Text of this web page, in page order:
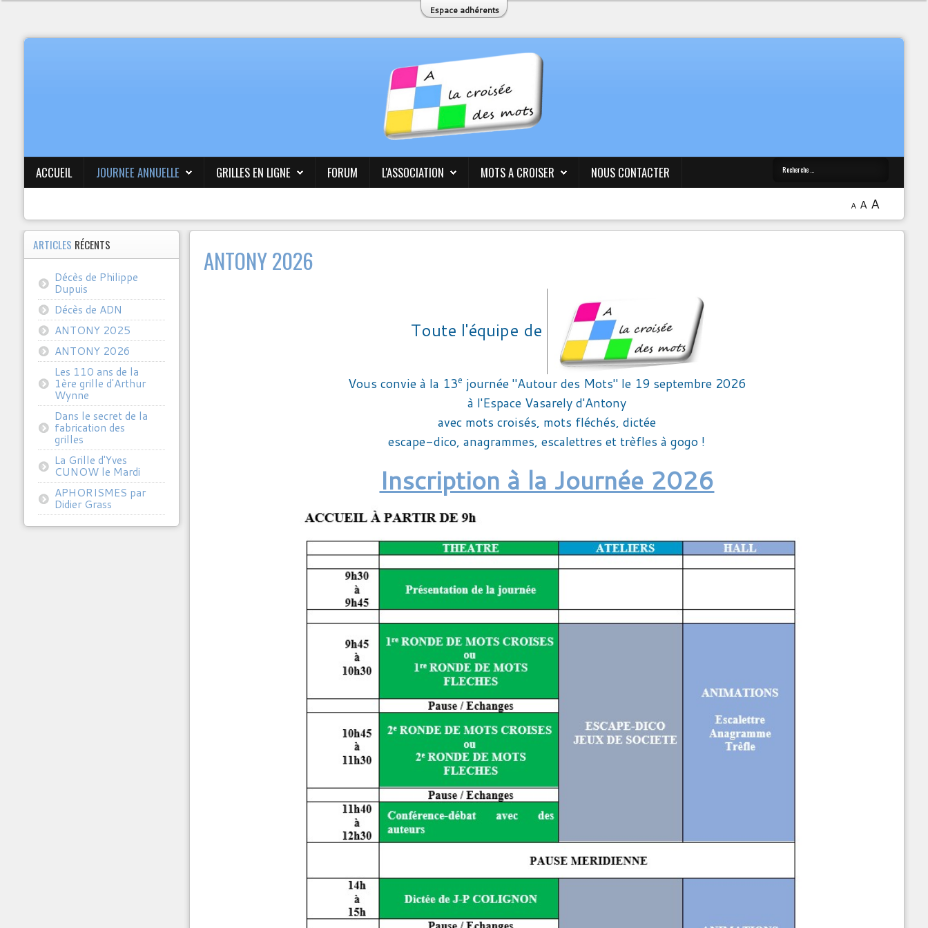
Espace adhérents
ACCUEIL JOURNEE ANNUELLE GRILLES EN LIGNE FORUM L'ASSOCIATION MOTS A CROISER NOUS CONTACTER
A A A
ANTONY 2026
Toute l'équipe de
Vous convie à la 13e journée "Autour des Mots"le 19 septembre 2026
à l'Espace Vasarely d'Antony
avec mots croisés, mots fléchés, dictée
escape-dico, anagrammes, escalettres et trèfles à gogo !
Inscription à la Journée 2026
ARTICLES RÉCENTS
Décès de Philippe
Dupuis
Décès de ADN
ANTONY 2025
ANTONY 2026
Les 110 ans de la
1ère grille d'Arthur
Wynne
Dans le secret de la
fabrication des
grilles
La Grille d'Yves
CUNOW le Mardi
APHORISMES par
Didier Grass